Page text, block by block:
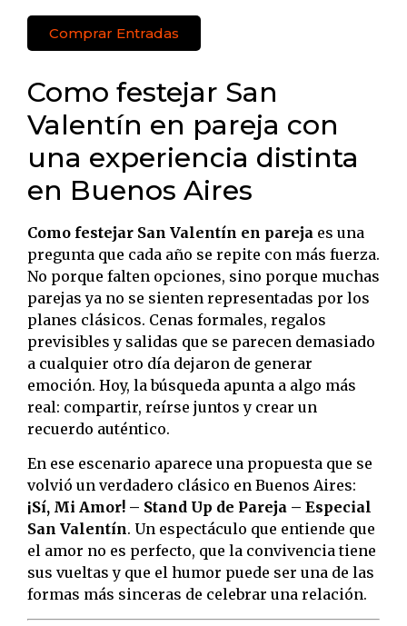
Comprar Entradas
Como festejar San
Valentín en pareja con
una experiencia distinta
en Buenos Aires
Como festejar San Valentín en pareja es una
pregunta que cada año se repite con más fuerza.
No porque falten opciones, sino porque muchas
parejas ya no se sienten representadas por los
planes clásicos. Cenas formales, regalos
previsibles y salidas que se parecen demasiado
a cualquier otro día dejaron de generar
emoción. Hoy, la búsqueda apunta a algo más
real: compartir, reírse juntos y crear un
recuerdo auténtico.
En ese escenario aparece una propuesta que se
volvió un verdadero clásico en Buenos Aires:
¡Sí, Mi Amor! – Stand Up de Pareja – Especial
San Valentín. Un espectáculo que entiende que
el amor no es perfecto, que la convivencia tiene
sus vueltas y que el humor puede ser una de las
formas más sinceras de celebrar una relación.